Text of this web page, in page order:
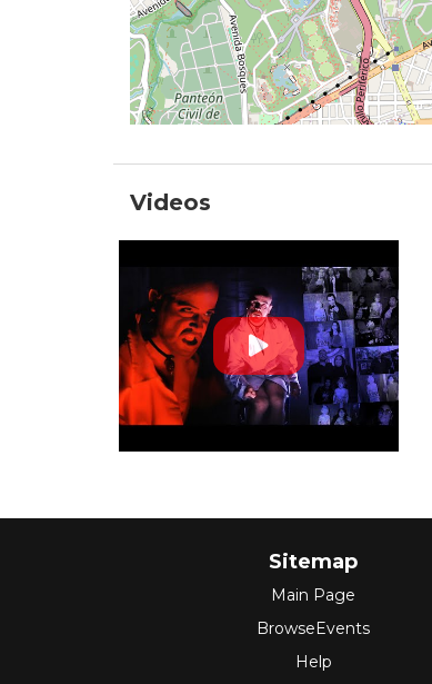
Videos
Sitemap
Main Page
BrowseEvents
Help